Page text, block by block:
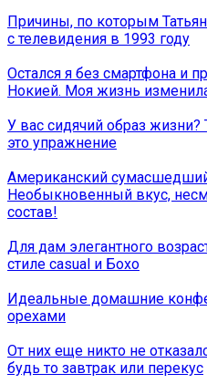
Причины, по которым
с телевидения в 1993 году
Остался я без смартфона и
Нокией. Моя жизнь
У вас сидячий образ
это упражнение
Американский сумасшедший
Необыкновенный вкус,
состав!
Для дам элегантного
стиле casual и Бохо
Идеальные домашние
орехами
От них еще никто не
будь то завтрак или перекус